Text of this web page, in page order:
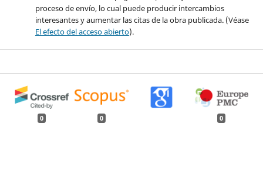
proceso de envío, lo cual puede producir intercambios
interesantes y aumentar las citas de la obra publicada. (Véase
El efecto del acceso abierto).
0 0 0